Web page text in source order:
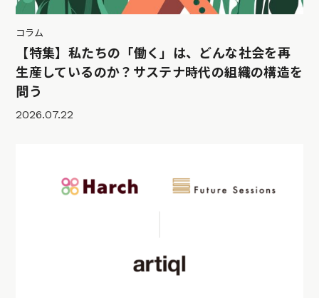
コラム
【特集】私たちの「働く」は、どんな社会を再
生産しているのか？サステナ時代の組織の構造を
問う
2026.07.22